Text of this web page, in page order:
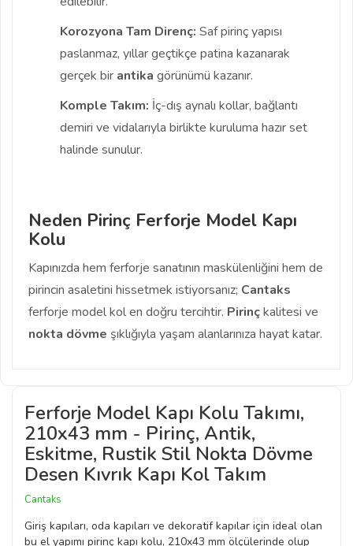
Korozyona Tam Direnç: Saf pirinç yapısı
paslanmaz, yıllar geçtikçe patina kazanarak
gerçek bir antika görünümü kazanır.
Komple Takım: İç-dış aynalı kollar, bağlantı
demiri ve vidalarıyla birlikte kuruluma hazır set
halinde sunulur.
Neden Pirinç Ferforje Model Kapı
Kolu
Kapınızda hem ferforje sanatının maskülenliğini hem de
pirincin asaletini hissetmek istiyorsanız; Cantaks
ferforje model kol en doğru tercihtir. Pirinçkalitesi ve
nokta dövme şıklığıyla yaşam alanlarınıza hayat katar.
Ferforje Model Kapı Kolu Takımı,
210x43 mm - Pirinç, Antik,
Eskitme, Rustik Stil Nokta Dövme
Desen Kıvrık Kapı Kol Takım
Cantaks
Giriş kapıları, oda kapıları ve dekoratif kapılar için ideal olan
bu el yapımı pirinç kapı kolu, 210x43 mm ölçülerinde olup